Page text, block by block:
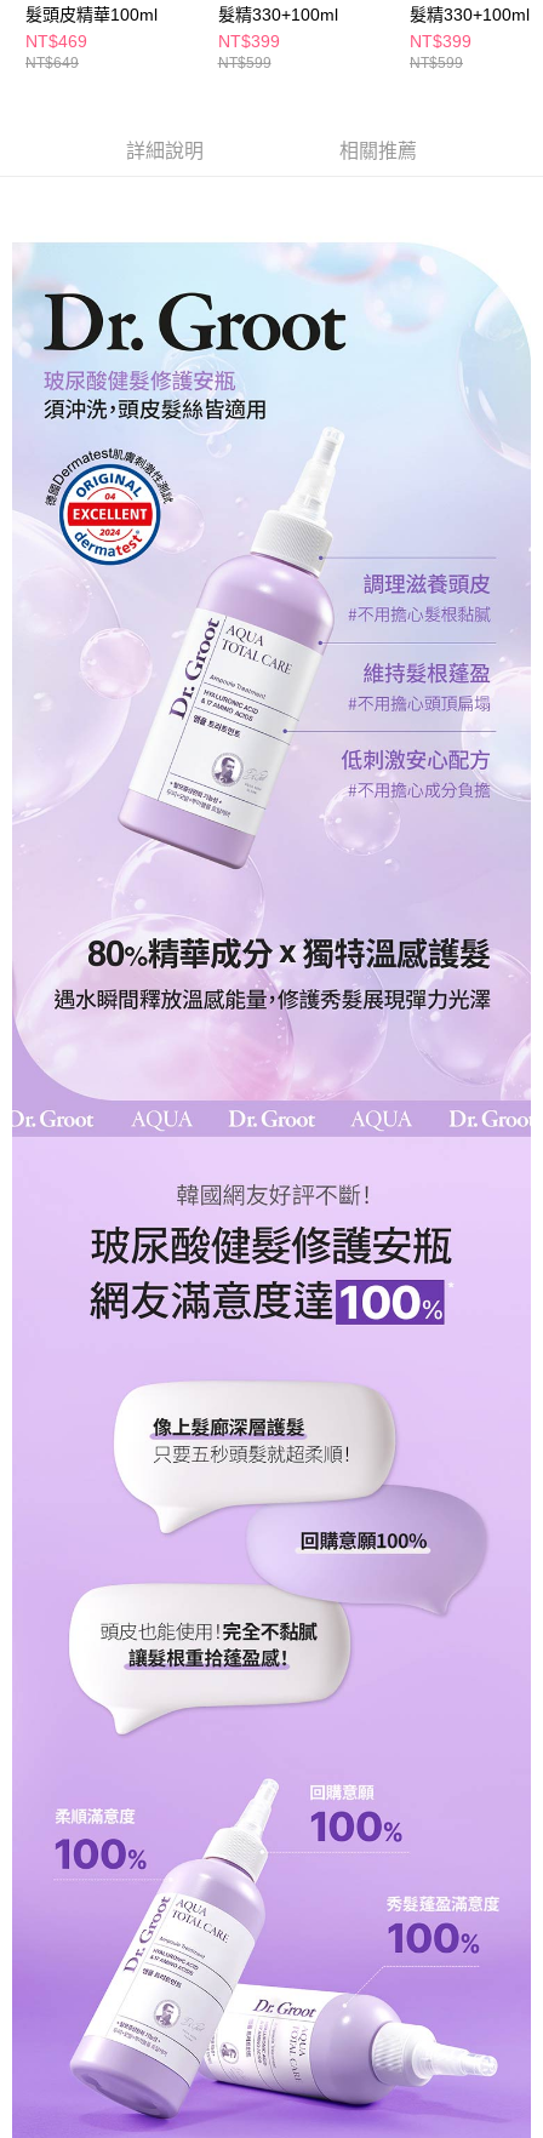
髮頭皮精華100ml
NT$469
NT$649
髮精330+100ml
NT$399
NT$599
髮精330+100ml
NT$399
NT$599
詳細說明 相關推薦